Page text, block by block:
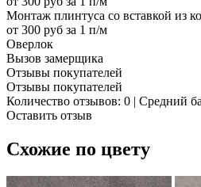
Монтаж плинтуса со вставкой из
от 300 руб за 1 п/м
Оверлок
Вызов замерщика
Отзывы покупателей
Отзывы покупателей
Количество отзывов: 0 | Средний
Оставить отзыв
Схожие по цвету